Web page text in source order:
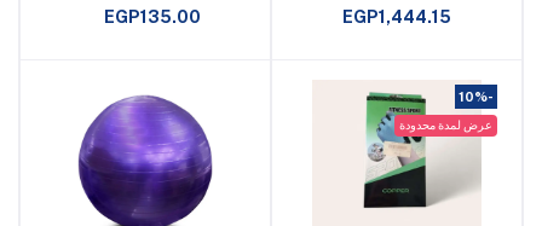
EGP1,444.15
EGP135.00
-10%
عرض لمدة محدودة